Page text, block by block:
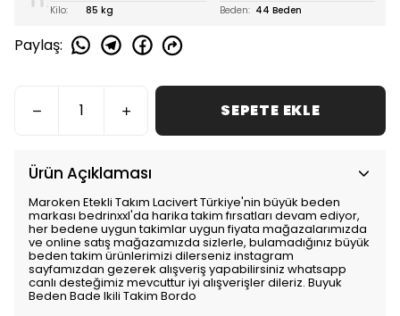
Kilo:
85 kg Beden: 44 Beden
Paylaş:
SEPETE EKLE
Ürün Açıklaması
Maroken Etekli Takım Lacivert Türkiye'nin büyük beden
markası bedrinxxl'da harika takim fırsatları devam ediyor,
her bedene uygun takimlar uygun fiyata mağazalarımızda
ve online satış mağazamızda sizlerle, bulamadığınız büyük
beden takim ürünlerimizi dilerseniz instagram
sayfamızdan gezerek alışveriş yapabilirsiniz whatsapp
canlı desteğimiz mevcuttur iyi alışverişler dileriz. Buyuk
Beden Bade Ikili Takim Bordo